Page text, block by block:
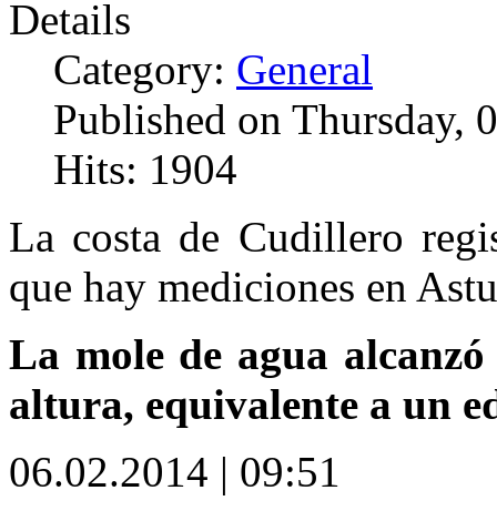
Details
Category: General
Published on Thursday,
Hits: 1904
La costa de Cudillero
que hay mediciones en
La mole de agua
altura, equivalente a un
06.02.2014 | 09:51